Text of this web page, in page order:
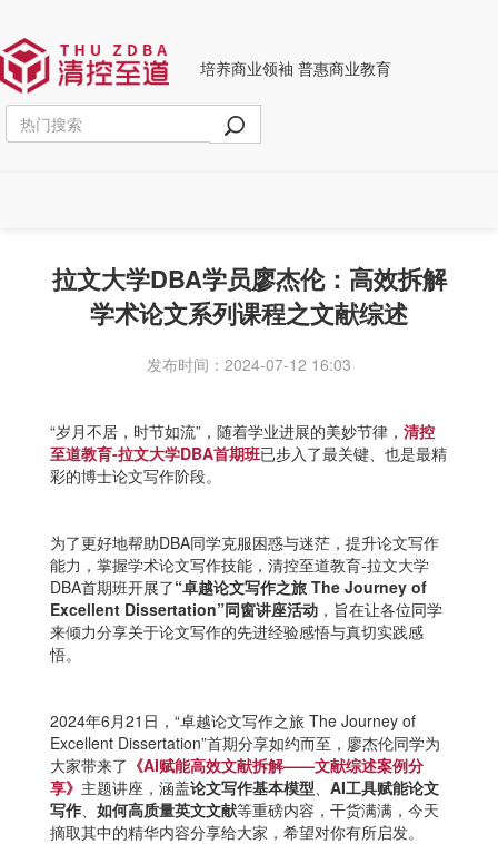
培养商业领袖 普惠商业教育
拉文大学DBA学员廖杰伦：高效拆解
学术论文系列课程之文献综述
发布时间：2024-07-12 16:03
“岁月不居，时节如流”，随着学业进展的美妙节律， 清控
至道教育-拉文大学DBA首期班已步入了最关键、也是最精
彩的博士论文写作阶段。
为了更好地帮助DBA同学克服困惑与迷茫，提升论文写作
能力，掌握学术论文写作技能，清控至道教育-拉文大学
DBA首期班开展了“卓越论文写作之旅 The Journey of
Excellent Dissertation”同窗讲座活动 ，旨在让各位同学
来倾力分享关于论文写作的先进经验感悟与真切实践感
悟。
2024年6月21日，“卓越论文写作之旅 The Journey of
Excellent Dissertation”首期分享如约而至，廖杰伦同学为
大家带来了 《AI赋能高效文献拆解——文献综述案例分
享》 主题讲座，涵盖论文写作基本模型、 AI工具赋能论文
写作、 如何高质量英文文献等重磅内容，干货满满，今天
摘取其中的精华内容分享给大家，希望对你有所启发。